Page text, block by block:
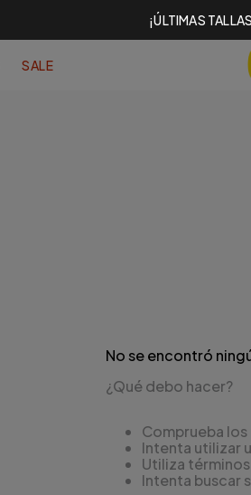
¡ÚLTIMAS
SALE
No se encontró
¿Qué debo hacer?
Comprueba
Intenta utilizar
Utiliza
Intenta buscar